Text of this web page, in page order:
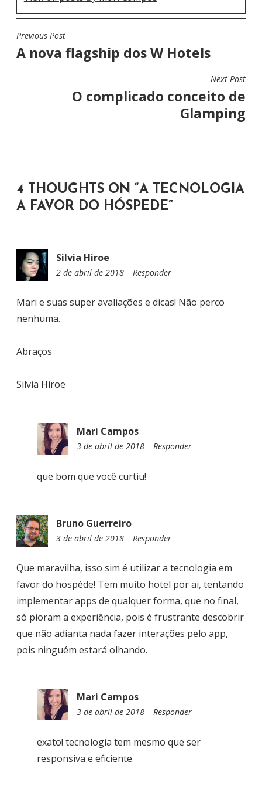
N
A
D
E
S
T
Previous Post
A nova flagship dos W Hotels
Next Post
O complicado conceito de
Glamping
4 THOUGHTS ON “ A TECNOLOGIA
A FAVOR DO HÓSPEDE”
Silvia Hiroe
2 de abril de 2018
0
:
Responder
Mari e suas super avaliações e dicas! Não perco
nenhuma.
Abraços
Silvia Hiroe
Mari Campos
3 de abril de 2018
0Responder
que bom que você curtiu!
Bruno Guerreiro
3 de abril de 2018
0
:
2
Responder
Que maravilha, isso sim é utilizar a tecnologia em
favor do hospéde! Tem muito hotel por ai, tentando
implementar apps de qualquer forma, que no final,
só pioram a experiência, pois é frustrante descobrir
que não adianta nada fazer interações pelo app,
pois ninguém estará olhando.
Mari Campos
3 de abril de 2018
0
:
Responder
exato! tecnologia tem mesmo que ser
responsiva e eficiente.